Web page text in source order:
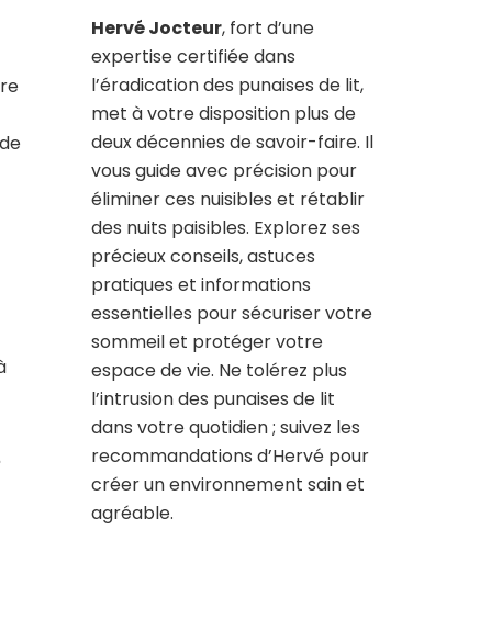
Hervé Jocteur, fort d’une
expertise certifiée dans
l’éradication des punaises de lit,
met à votre disposition plus de
deux décennies de savoir-faire. Il
vous guide avec précision pour
éliminer ces nuisibles et rétablir
des nuits paisibles. Explorez ses
précieux conseils, astuces
pratiques et informations
essentielles pour sécuriser votre
sommeil et protéger votre
espace de vie. Ne tolérez plus
l’intrusion des punaises de lit
dans votre quotidien ; suivez les
recommandations d’Hervé pour
créer un environnement sain et
agréable.